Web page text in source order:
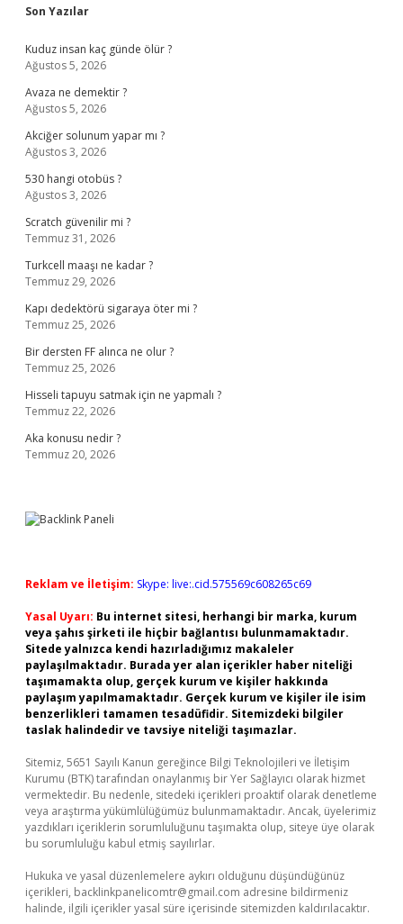
Sidebar
Son Yazılar
Kuduz insan kaç günde ölür ?
Ağustos 5, 2026
Avaza ne demektir ?
Ağustos 5, 2026
Akciğer solunum yapar mı ?
Ağustos 3, 2026
530 hangi otobüs ?
Ağustos 3, 2026
Scratch güvenilir mi ?
Temmuz 31, 2026
Turkcell maaşı ne kadar ?
Temmuz 29, 2026
Kapı dedektörü sigaraya öter mi ?
Temmuz 25, 2026
Bir dersten FF alınca ne olur ?
Temmuz 25, 2026
Hisseli tapuyu satmak için ne yapmalı ?
Temmuz 22, 2026
Aka konusu nedir ?
Temmuz 20, 2026
Reklam ve İletişim: Skype: live:.cid.575569c608265c69
Yasal Uyarı: Bu internet sitesi, herhangi bir marka, kurum
veya şahıs şirketi ile hiçbir bağlantısı bulunmamaktadır.
Sitede yalnızca kendi hazırladığımız makaleler
paylaşılmaktadır. Burada yer alan içerikler haber niteliği
taşımamakta olup, gerçek kurum ve kişiler hakkında
paylaşım yapılmamaktadır. Gerçek kurum ve kişiler ile isim
benzerlikleri tamamen tesadüfidir. Sitemizdeki bilgiler
taslak halindedir ve tavsiye niteliği taşımazlar.
Sitemiz, 5651 Sayılı Kanun gereğince Bilgi Teknolojileri ve İletişim
Kurumu (BTK) tarafından onaylanmış bir Yer Sağlayıcı olarak hizmet
vermektedir. Bu nedenle, sitedeki içerikleri proaktif olarak denetleme
veya araştırma yükümlülüğümüz bulunmamaktadır. Ancak, üyelerimiz
yazdıkları içeriklerin sorumluluğunu taşımakta olup, siteye üye olarak
bu sorumluluğu kabul etmiş sayılırlar.
Hukuka ve yasal düzenlemelere aykırı olduğunu düşündüğünüz
içerikleri, backlinkpanelicomtr@gmail.com adresine bildirmeniz
halinde, ilgili içerikler yasal süre içerisinde sitemizden kaldırılacaktır.